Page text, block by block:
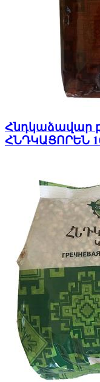
Հնդկաձավար
ՀՆԴԿԱՑՈՐԵՆ